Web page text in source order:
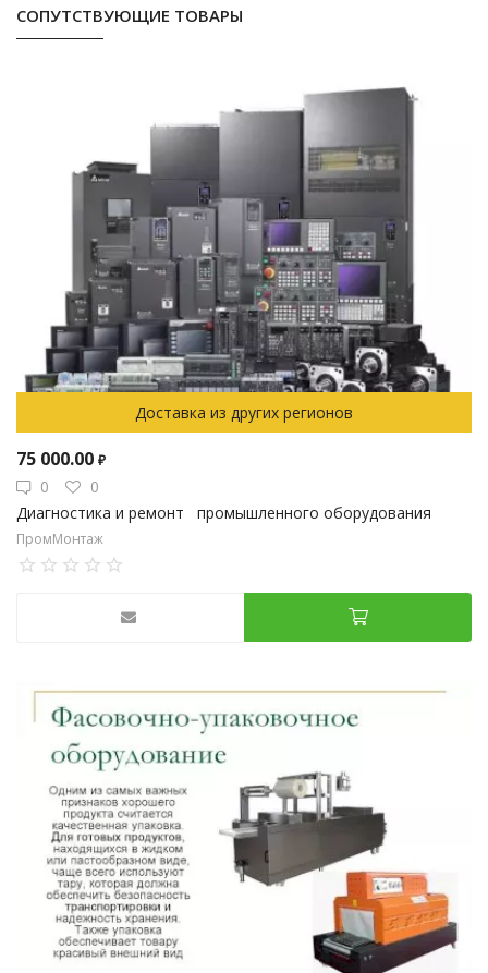
СОПУТСТВУЮЩИЕ ТОВАРЫ
Доставка из других регионов
75 000.00 ₽
0
0
Диагностика и ремонт промышленного оборудования
ПромМонтаж